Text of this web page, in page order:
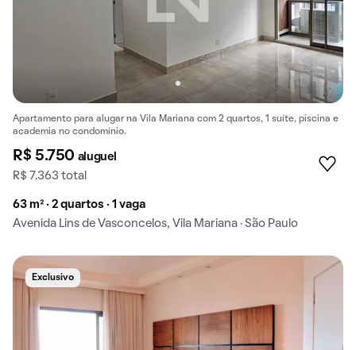
Apartamento para alugar na Vila Mariana com 2 quartos, 1 suíte, piscina e
academia no condomínio.
R$ 5.750 aluguel
R$ 7.363 total
63 m² · 2 quartos · 1 vaga
Avenida Lins de Vasconcelos, Vila Mariana · São Paulo
Exclusivo